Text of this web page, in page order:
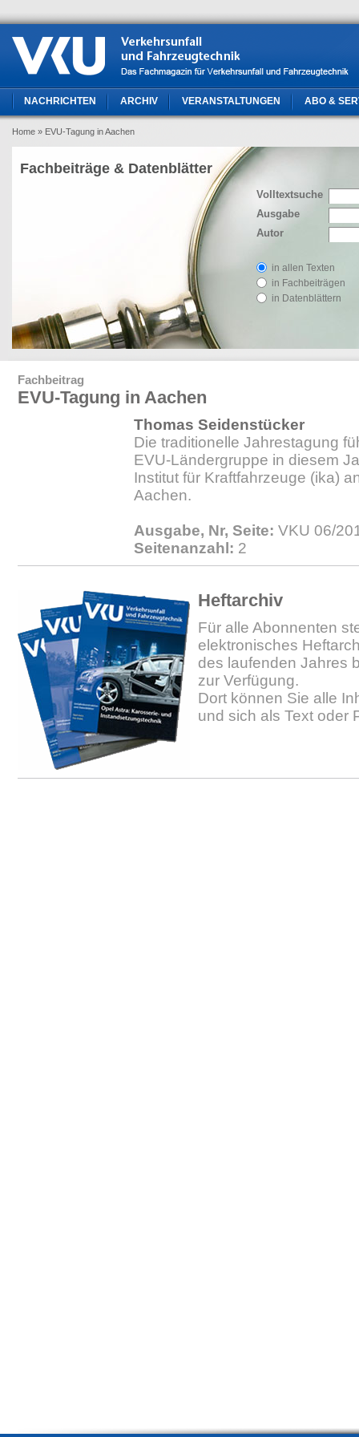
NACHRICHTEN ARCHIV VERANSTALTUNGEN ABO &
Home » EVU-Tagung in Aachen
Volltextsuche
Ausgabe
Autor
in allen Texten
in Fachbeiträgen
in Datenblättern
Fachbeiträge & Datenblätter
Fachbeitrag
EVU-Tagung in Aachen
Thomas Seidenstücker
Die traditionelle Jahrestagung
EVU-Ländergruppe in diesem
Institut für Kraftfahrzeuge (ika)
Aachen.
Ausgabe, Nr, Seite: VKU 06/
Seitenanzahl: 2
Heftarchiv
Für alle Abonnenten
elektronisches
des laufenden Jahres
zur Verfügung.
Dort können Sie alle
und sich als Text oder